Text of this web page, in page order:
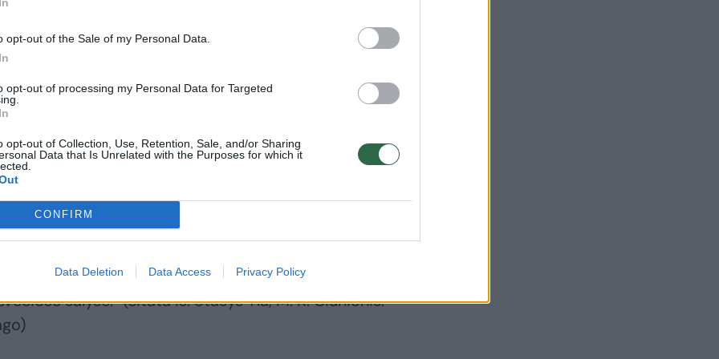
opt-out of the Sale of my Personal Data.
opt-out of processing my Personal Data for Targeted
opt-out of Collection, Use, Retention, Sale, and/or Sharing
Data that Is Unrelated with the Purposes for which it
CONFIRM
Data Deletion Data Access Privacy Policy
reziumė apie Čiurlionį: „Praaugo jis save, net savo
be žodžių – vaizdais ir muzika. Žodinė banga,
dar kyla ir rašo jo inicialus MKČ pasaulio
kur baigsis, kai prasideda žmogus – vieniem
sfinksas, dar kitiem pranašas? Žmogus –
praverti paslaptis, išsakyti, kas neišsakoma
Ar pajutom, kur veda, kur kreipia mus kūrėjo
į kokias būties viršūnes bei erdves, į kokio Rexo
puslapius, stabtelti ir susimąstyti. Jo
į jo asmenį, į išskirtiną jo tikėjimą, išaugusį savoj
šalyse.“ (citata iš: Stasys Yla, M. K. Čiurlionis.